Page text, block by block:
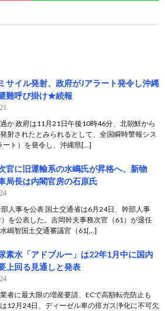
サイル発射、政府がJアラート発令し沖縄
難呼び掛け★続報
か 政府は11月21日午後10時46分、北朝鮮から
射されたとみられるとして、全国瞬時警報シス
ート）を発令し、沖縄県[…]
官に旧運輸系の水嶋氏が昇格へ、新物
局長は内閣官房の石原氏
人事を公表 国土交通省は6月24日、幹部人事
）を公表した。吉岡幹夫事務次官（61）が退任
嶋智国土交通審議官（61[…]
素水「アドブルー」は22年1月中に国内
上回る見通しと発表
者に最大限の増産要請、ECで高額転売防止も
12月24日、ディーゼル車の排ガス浄化に不可欠